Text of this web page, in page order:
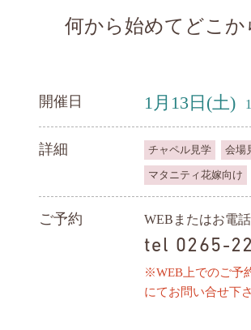
何から始めてどこ
開催日 1月13日 (土)
詳細 チャペル見学 会場
マタニティ花嫁向け
ご予約 WEBまたはお電
tel 0265-
※WEB上でのご予
にてお問い合せ下さ